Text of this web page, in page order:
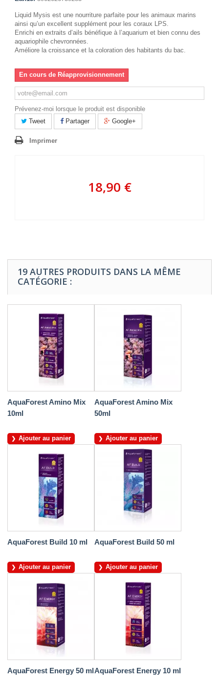
Liquid Mysis est une nourriture parfaite pour les animaux marins
ainsi qu’un excellent supplément pour les coraux LPS.
Enrichi en extraits d’ails bénéfique à l’aquarium et bien connu des
aquariophile chevronnées.
Améliore la croissance et la coloration des habitants du bac.
En cours de Réapprovisionnement
Prévenez-moi lorsque le produit est disponible
Tweet
Partager Google+
Imprimer
18,90 €
19 AUTRES PRODUITS DANS LA MÊME
CATÉGORIE :
AquaForest Amino Mix
10ml
Ajouter au panier
AquaForest Amino Mix
50ml
Ajouter au panier
AquaForest Build 10 ml
Ajouter au panier
AquaForest Build 50 ml
Ajouter au panier
AquaForest Energy 50 mlAquaForest Energy 10 ml